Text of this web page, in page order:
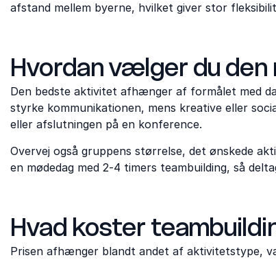
afstand mellem byerne, hvilket giver stor
Hvordan vælger du
Den bedste aktivitet afhænger af formålet med
styrke kommunikationen, mens kreative eller
eller afslutningen på en konference.
Overvej også gruppens størrelse, det ønskede
en mødedag med 2-4 timers teambuilding, så
Hvad koster
Prisen afhænger blandt andet af aktivitetstype,